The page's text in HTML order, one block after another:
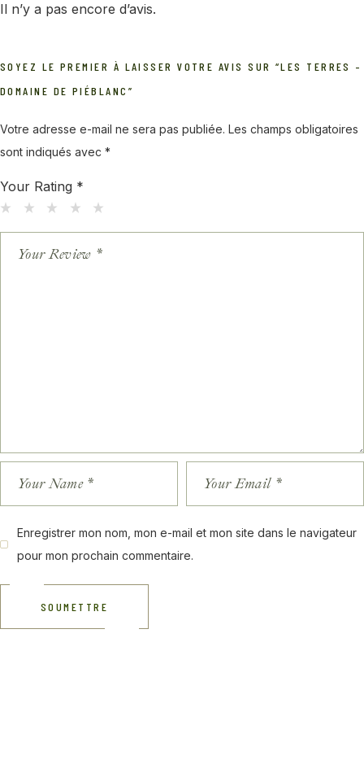
Il n’y a pas encore d’avis.
SOYEZ LE PREMIER À LAISSER VOTRE AVIS SUR “LES TERRES –
DOMAINE DE PIÉBLANC”
Votre adresse e-mail ne sera pas publiée. Les champs obligatoires
sont indiqués avec *
Your Rating *
Enregistrer mon nom, mon e-mail et mon site dans le navigateur
pour mon prochain commentaire.
SOUMETTRE